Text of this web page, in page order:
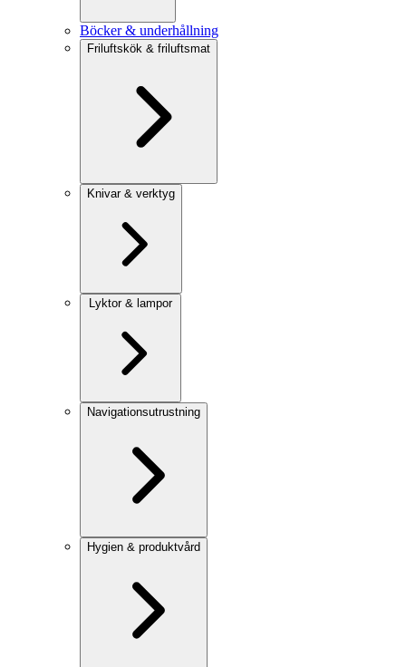
Böcker & underhållning
Friluftskök & friluftsmat
Knivar & verktyg
Lyktor & lampor
Navigationsutrustning
Hygien & produktvård